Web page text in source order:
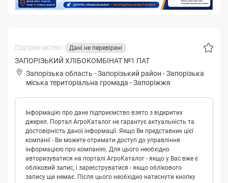
Підприємство: Дані не перевірені
ЗАПОРІЗЬКИЙ ХЛІБОКОМБІНАТ №1 ПАТ
Запорізька область -Запорізький район -Зaпopізькa
міська територіальна громада -Запоріжжя
Інформацію про дане підприємство взято з відкритих
джерел. Портал АгроКаталог не гарантує актуальність та
достовірність даної інформації. Якщо Ви представник цієї
компанії - Ви можете отримати доступ до управління
інформацією про компанію. Для цього необхідно
авторизуватися на порталі АгроКаталог - якщо у Вас вже є
обліковий запис, і зареєструватися - якщо облікового
запису ще немає. Після цього необхідно натиснути кнопку